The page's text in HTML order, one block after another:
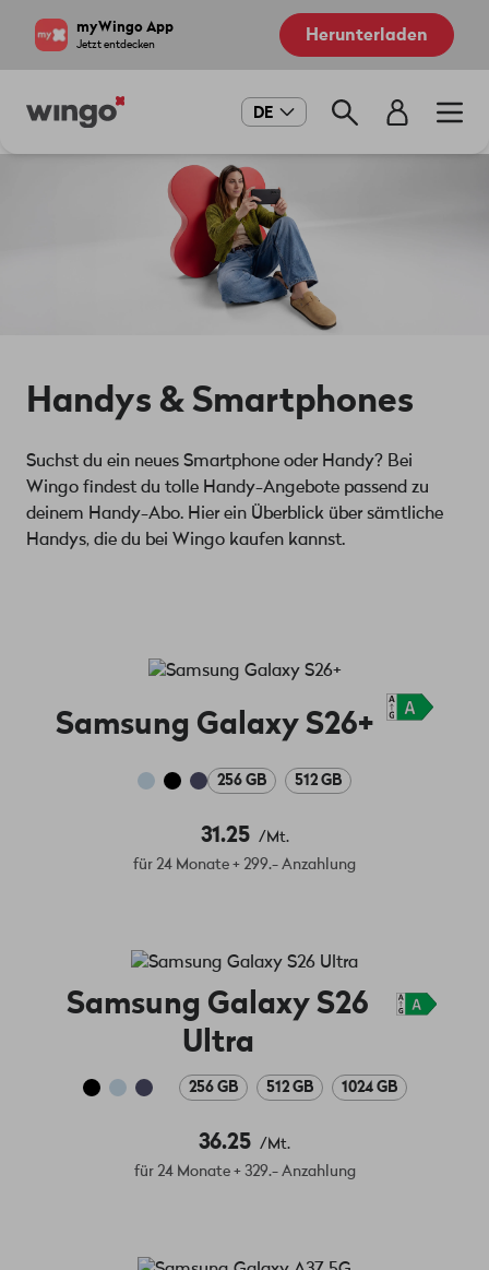
myWingo App
Jetzt entdecken Herunterladen
Main
DE
Handys & Smartphones
Suchst du ein neues Smartphone oder Handy? Bei
Wingo findest du tolle Handy-Angebote passend zu
deinem Handy-Abo. Hier ein Überblick über sämtliche
Handys, die du bei Wingo kaufen kannst.
Samsung Galaxy S26+
256 GB 512 GB
31.25
/Mt.
für 24 Monate + 299.- Anzahlung
Samsung Galaxy S26
Ultra
256 GB 512 GB 1024 GB
36.25 /Mt.
für 24 Monate + 329.- Anzahlung